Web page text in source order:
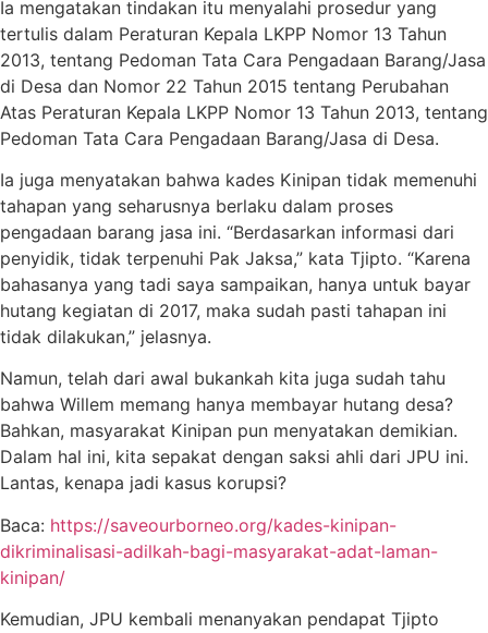
Ia mengatakan tindakan itu menyalahi prosedur yang
tertulis dalam Peraturan Kepala LKPP Nomor 13 Tahun
2013, tentang Pedoman Tata Cara Pengadaan Barang/Jasa
di Desa dan Nomor 22 Tahun 2015 tentang Perubahan
Atas Peraturan Kepala LKPP Nomor 13 Tahun 2013, tentang
Pedoman Tata Cara Pengadaan Barang/Jasa di Desa.
Ia juga menyatakan bahwa kades Kinipan tidak memenuhi
tahapan yang seharusnya berlaku dalam proses
pengadaan barang jasa ini. “Berdasarkan informasi dari
penyidik, tidak terpenuhi Pak Jaksa,” kata Tjipto. “Karena
bahasanya yang tadi saya sampaikan, hanya untuk bayar
hutang kegiatan di 2017, maka sudah pasti tahapan ini
tidak dilakukan,” jelasnya.
Namun, telah dari awal bukankah kita juga sudah tahu
bahwa Willem memang hanya membayar hutang desa?
Bahkan, masyarakat Kinipan pun menyatakan demikian.
Dalam hal ini, kita sepakat dengan saksi ahli dari JPU ini.
Lantas, kenapa jadi kasus korupsi?
Baca: https://saveourborneo.org/kades-kinipan-
dikriminalisasi-adilkah-bagi-masyarakat-adat-laman-
kinipan/
Kemudian, JPU kembali menanyakan pendapat Tjipto